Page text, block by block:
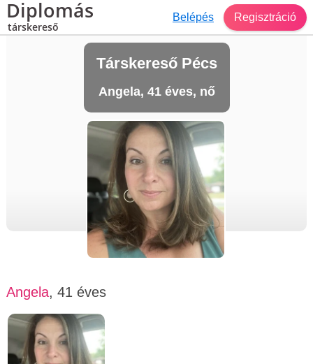
Diplomás
társkereső
Belépés Regisztráció
Társkereső Pécs
Angela, 41 éves, nő
Angela, 41 éves